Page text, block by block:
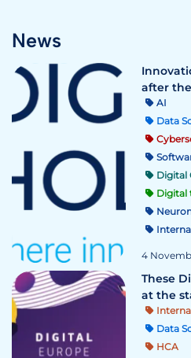
News
after
AI
Data
Digital
Digital
4
These
at the
Data
HCA